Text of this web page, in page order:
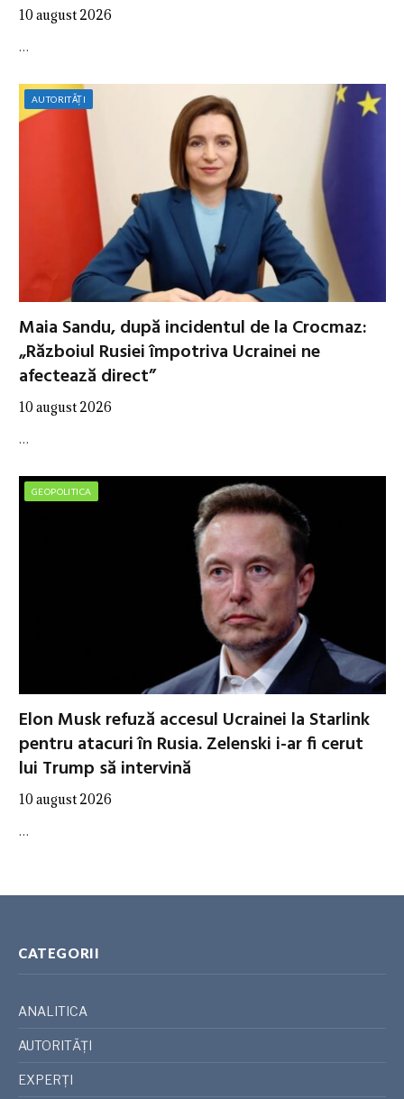
10 august 2026
…
AUTORITĂȚI
Maia Sandu, după incidentul de la Crocmaz:
„Războiul Rusiei împotriva Ucrainei ne
afectează direct”
10 august 2026
…
GEOPOLITICA
Elon Musk refuză accesul Ucrainei la Starlink
pentru atacuri în Rusia. Zelenski i-ar fi cerut
lui Trump să intervină
10 august 2026
…
CATEGORII
ANALITICA
AUTORITĂȚI
EXPERȚI